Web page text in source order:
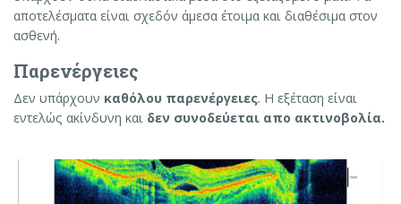
αποτελέσματα είναι σχεδόν άμεσα έτοιμα και διαθέσιμα στον
ασθενή.
Παρενέργειες
Δεν υπάρχουν καθόλου παρενέργειες. Η εξέταση είναι
εντελώς ακίνδυνη και δεν συνοδεύεται απο ακτινοβολία.